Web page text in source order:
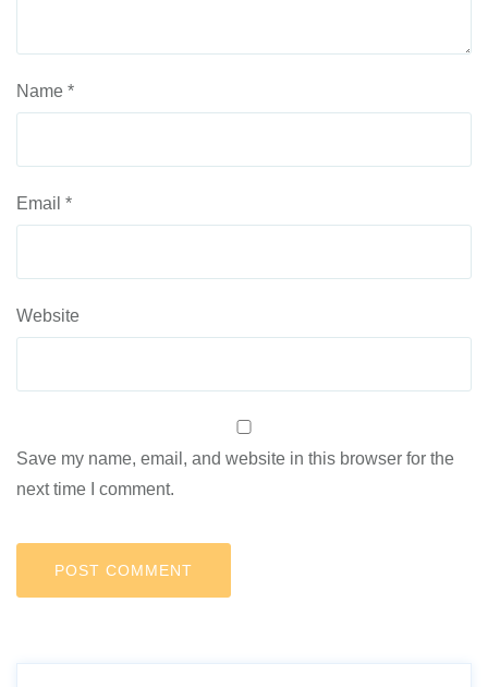
Name *
Email *
Website
Save my name, email, and website in this browser for the
next time I comment.